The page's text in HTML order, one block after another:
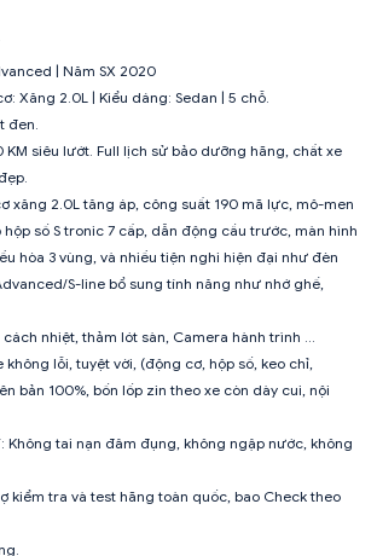
| Năm SX 2020
Xăng 2.0L | Kiểu dáng: Sedan | 5 chỗ.
đen.
KM siêu lướt. Full lịch sử bảo dưỡng hãng, chất xe
xăng 2.0L tăng áp, công suất 190 mã lực, mô-men
hộp số S tronic 7 cấp, dẫn động cầu trước, màn hình
hòa 3 vùng, và nhiều tiện nghi hiện đại như đèn
S-line bổ sung tính năng như nhớ ghế,
nhiệt, thảm lót sàn, Camera hành trình …
không lỗi, tuyệt vời, (động cơ, hộp số, keo chỉ,
bản 100%, bốn lốp zin theo xe còn dày cui, nội
Không tai nạn đâm đụng, không ngập nước, không
kiểm tra và test hãng toàn quốc, bao Check theo